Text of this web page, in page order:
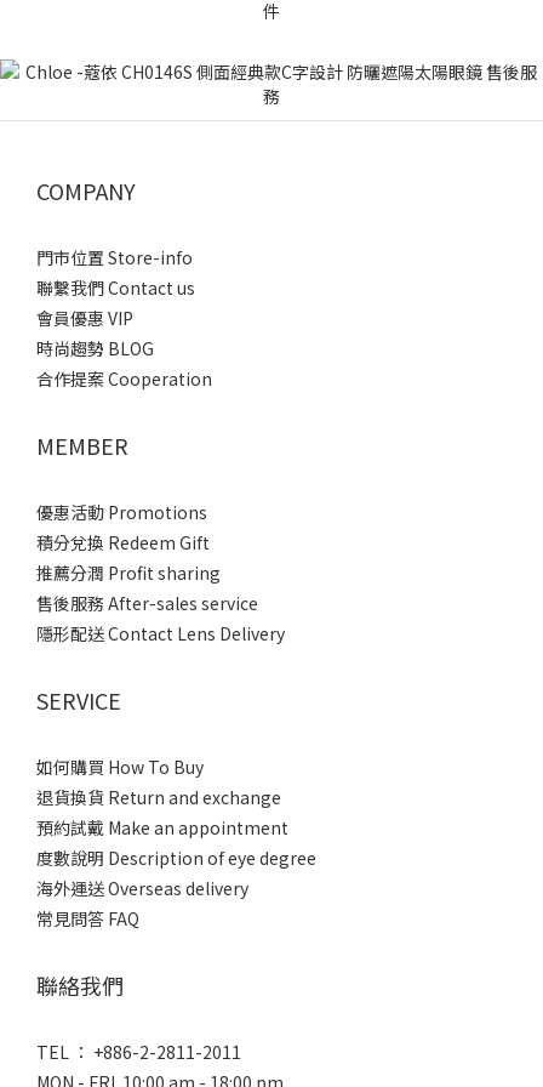
COMPANY
門市位置 Store-info
聯繫我們 Contact us
會員優惠 VIP
時尚趨勢 BLOG
合作提案 Cooperation
MEMBER
優惠活動 Promotions
積分兌換 Redeem Gift
推薦分潤 Profit sharing
售後服務 After-sales service
隱形配送 Contact Lens Delivery
SERVICE
如何購買 How To Buy
退貨換貨 Return and exchange
預約試戴 Make an appointment
度數說明 Description of eye degree
海外運送 Overseas delivery
常見問答 FAQ
聯絡我們
TEL ： +886-2-2811-2011